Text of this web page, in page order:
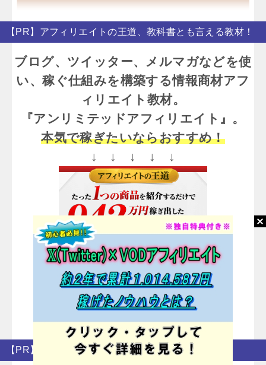
【PR】アフィリエイトの王道、教科書とも言える教材！
ブログ、ツイッター、メルマガなどを使
い、稼ぐ仕組みを構築する情報商材アフ
ィリエイト教材。
『アンリミテッドアフィリエイト』。
本気で稼ぎたいならおすすめ！
↓ ↓ ↓ ↓ ↓
(感想レビューはこちら)
【PR】超おすすめのASPアフィリエイト教材！